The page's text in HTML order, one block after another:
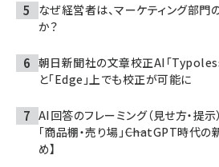
なぜ経営者は、マーケティング部門
か？
朝日新聞社の文章校正AI「Typoless
と「Edge」上でも校正が可能に
AI回答のフレーミング（見せ方・提示
「商品棚・売り場」――ChatGPT時代
め】